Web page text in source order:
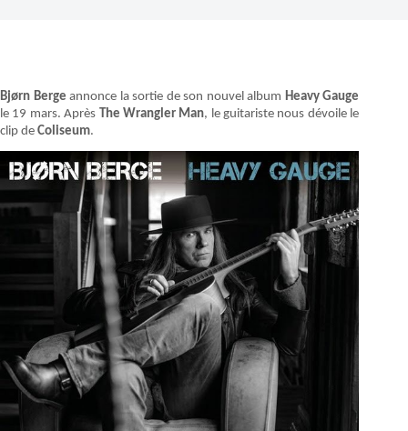
Bjørn Berge annonce la sortie de son nouvel album Heavy Gauge
le 19 mars. Après The Wrangler Man, le guitariste nous dévoile le
clip de Coliseum.